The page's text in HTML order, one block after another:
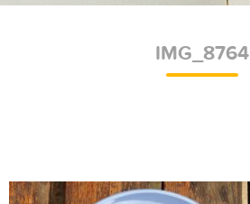
IMG_8764